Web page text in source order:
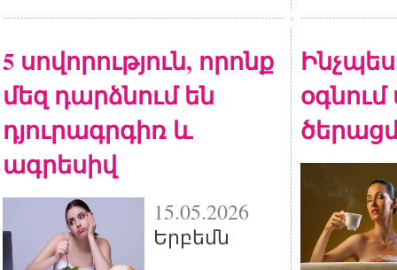
5 սովորություն, որոնք
մեզ դարձնում են
դյուրագրգիռ և
ագրեսիվ
15.05.2026
Երբեմն